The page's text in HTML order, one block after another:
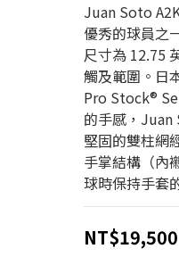
Juan Soto
優秀的球員之
尺寸為 12.75
觸及範圍。日
Pro Stock®
的手感，Juan
堅固的雙柱網
手掌結構（內
球時保持手套
NT$19,500